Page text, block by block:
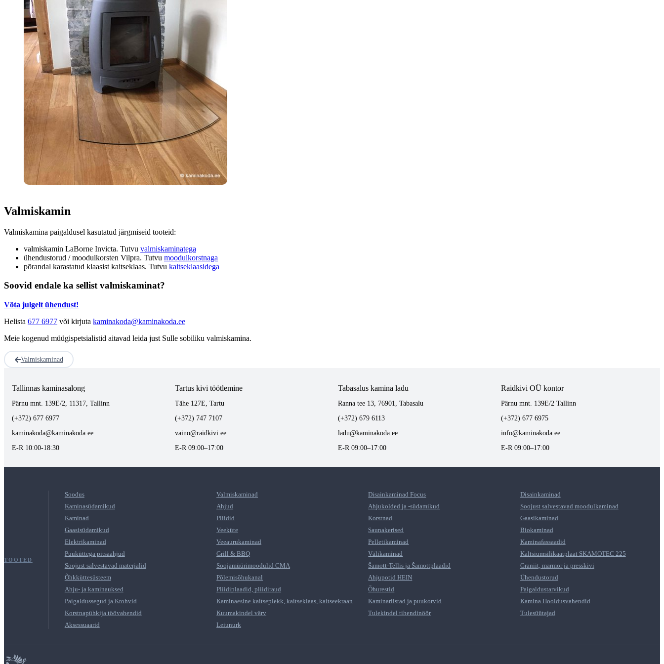
Valmiskamin
Valmiskamina paigaldusel kasutatud järgmiseid tooteid:
valmiskamin LaBorne Invicta. Tutvu valmiskaminatega
ühendustorud / moodulkorsten Vilpra. Tutvu moodulkorstnaga
põrandal karastatud klaasist kaitseklaas. Tutvu kaitseklaasidega
Soovid endale ka sellist valmiskaminat?
Võta julgelt ühendust!
Helista 677 6977 või kirjuta kaminakoda@kaminakoda.ee
Meie kogenud müügispetsialistid aitavad leida just Sulle sobiliku valmiskamina.
Valmiskaminad
Tallinnas kaminasalong
Pärnu mnt. 139E/2, 11317, Tallinn
(+372) 677 6977
kaminakoda@kaminakoda.ee
E-R 10:00-18:30
Tartus kivi töötlemine
Tähe 127E, Tartu
(+372) 747 7107
vaino@raidkivi.ee
E-R 09:00–17:00
Tabasalus kamina ladu
Ranna tee 13, 76901, Tabasalu
(+372) 679 6113
ladu@kaminakoda.ee
E-R 09:00–17:00
Raidkivi OÜ kontor
Pärnu mnt. 139E/2 Tallinn
(+372) 677 6975
info@kaminakoda.ee
E-R 09:00–17:00
TOOTED
Soodus Valmiskaminad Disainkaminad Focus
Disainkaminad
Kaminasüdamikud
Ahjud Ahjukolded ja -südamikud
Soojust salvestavad moodulkaminad
Kaminad
Pliidid Korstnad
Gaasikaminad
Gaasisüdamikud
Veeküte Saunakerised
Biokaminad
Elektrikaminad
Veeaurukaminad Pelletikaminad
Kaminafassaadid
Puuküttega pitsaahjud
Grill & BBQ Välikaminad
Kaltsiumsilikaatplaat SKAMOTEC 225
Soojust salvestavad materjalid
Soojamüürimoodulid CMA Šamott-Tellis ja Šamottplaadid
Graniit, marmor ja presskivi
Õhkküttesüsteem
Põlemisõhukanal Ahjupotid HEIN
Ühendustorud
Ahju- ja kaminauksed
Pliidiplaadid, pliidiraud Õhurestid
Paigaldustarvikud
Paigaldussegud ja Krohvid
Kaminaesine kaitseplekk, kaitseklaas, kaitseekraan Kaminariistad ja puukorvid
Kamina Hooldusvahendid
Korstnapühkija töövahendid
Kuumakindel värv Tulekindel tihendinöör
Tulesüütajad
Aksessuaarid
Leiunurk